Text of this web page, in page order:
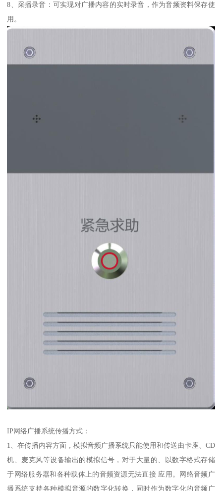
8、采播录音：可实现对广播内容的实时录音，作为音频资料保存使
用。
IP网络广播系统传播方式：
1、在传播内容方面，模拟音频广播系统只能使用和传送由卡座、CD
机、麦克风等设备输出的模拟信号，对于大量的、以数字格式存储
于网络服务器和各种载体上的音频资源无法直接 应用。网络音频广
播系统支持各种模拟音源的数字化转换，同时作为数字化的音频广